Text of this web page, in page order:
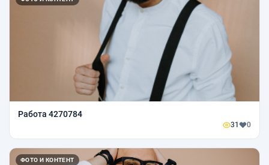
Работа 4270784
31 0
ФОТО И КОНТЕНТ